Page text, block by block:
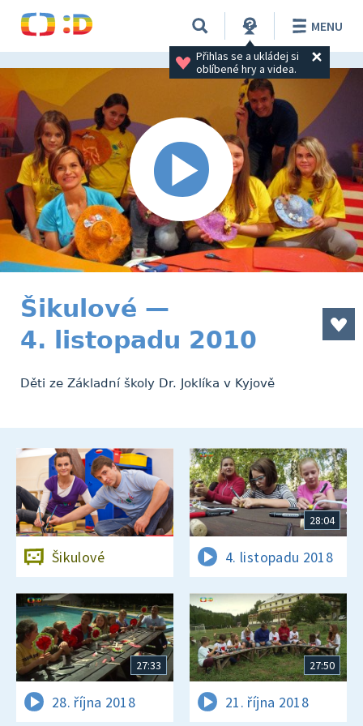
Přihlas se a ukládej si
oblíbené hry a videa.
MENU
Šikulové —
4. listopadu 2010
Děti ze Základní školy Dr. Joklíka v Kyjově
Šikulové
28:04
4. listopadu 2018
27:33
28. října 2018
27:50
21. října 2018